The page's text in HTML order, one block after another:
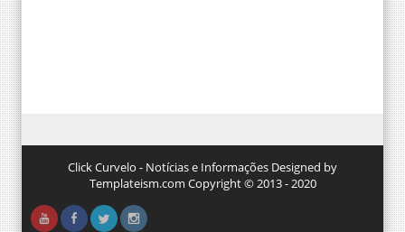
Click Curvelo - Notícias e Informações Designed by
Templateism.com Copyright © 2013 - 2020